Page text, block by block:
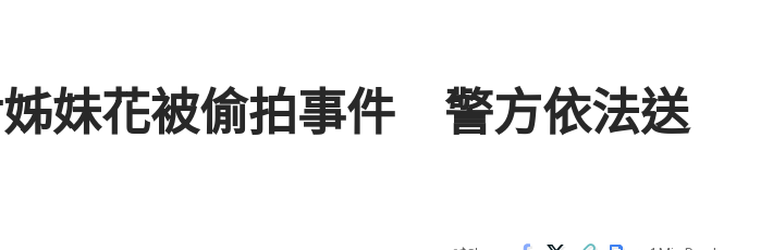
妹花被偷拍事件 警方依法送